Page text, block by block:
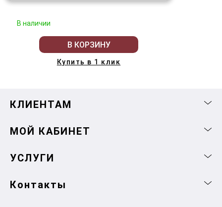
В наличии
В КОРЗИНУ
Купить в 1 клик
КЛИЕНТАМ
МОЙ КАБИНЕТ
УСЛУГИ
Контакты